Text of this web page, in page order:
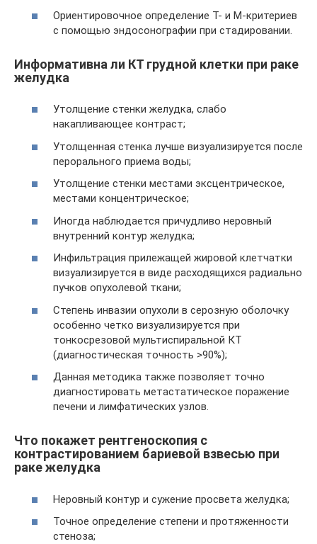
Ориентировочное определение Т- и М-критериев
с помощью эндосонографии при стадировании.
Информативна ли КТ грудной клетки при раке
желудка
Утолщение стенки желудка, слабо
накапливающее контраст;
Утолщенная стенка лучше визуализируется после
перорального приема воды;
Утолщение стенки местами эксцентрическое,
местами концентрическое;
Иногда наблюдается причудливо неровный
внутренний контур желудка;
Инфильтрация прилежащей жировой клетчатки
визуализируется в виде расходящихся радиально
пучков опухолевой ткани;
Степень инвазии опухоли в серозную оболочку
особенно четко визуализируется при
тонкосрезовой мультиспиральной КТ
(диагностическая точность >90%);
Данная методика также позволяет точно
диагностировать метастатическое поражение
печени и лимфатических узлов.
Что покажет рентгеноскопия с
контрастированием бариевой взвесью при
раке желудка
Неровный контур и сужение просвета желудка;
Точное определение степени и протяженности
стеноза;